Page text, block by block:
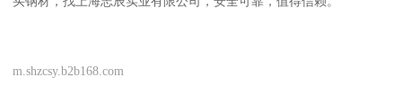
m.shzcsy.b2b168.com